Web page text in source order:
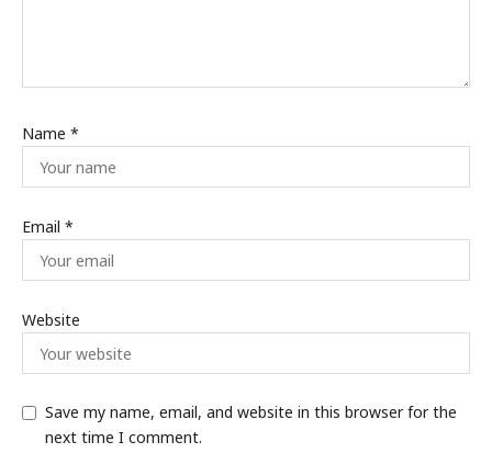
Name *
Email *
Website
Save my name, email, and website in this browser for the
next time I comment.